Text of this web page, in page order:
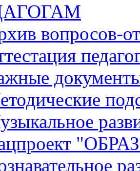
вопросов-